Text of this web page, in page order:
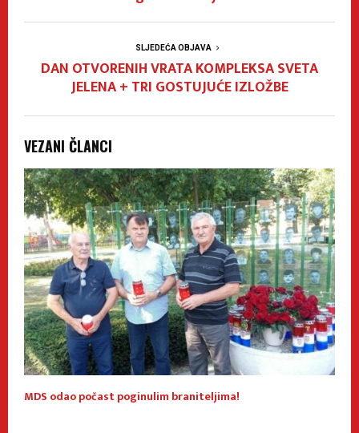
SLJEDEĆA OBJAVA
DAN OTVORENIH VRATA KOMPLEKSA SVETA
JELENA + TRI GOSTUJUĆE IZLOŽBE
VEZANI ČLANCI
MDS odao počast poginulim braniteljima!